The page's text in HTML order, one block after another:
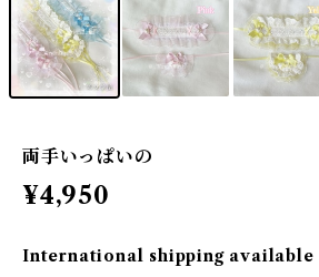
両手いっぱいの
¥4,950
International shipping available